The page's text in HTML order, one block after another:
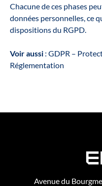
Chacune de ces phases
données personnelles, ce
dispositions du RGPD.
Voir aussi : GDPR –
Réglementation
Avenue du